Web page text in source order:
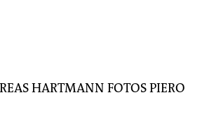
gewann er den nationalen
mit dem herausragende
HARTMANN FOTOSPIERO